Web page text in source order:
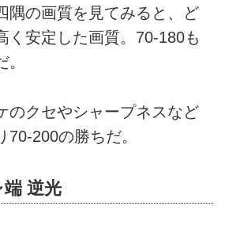
隅の画質を見てみると、ど
く安定した画質。70-180も
のクセやシャープネスなど
70-200の勝ちだ。
逆光